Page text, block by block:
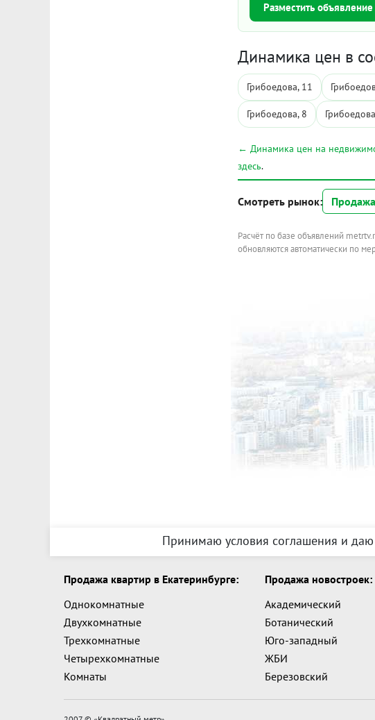
Разместить объявление
Динамика цен в
Грибоедова, 11
Грибоедова, 8
← Динамика цен на
здесь.
Смотреть рынок:
Расчёт по базе объявлений
обновляются автоматически по
Принимаю условия соглашения и даю
Продажа квартир в Екатеринбурге:
Однокомнатные
Двухкомнатные
Трехкомнатные
Четырехкомнатные
Комнаты
Продажа новостроек:
Академический
Ботанический
Юго-западный
ЖБИ
Березовский